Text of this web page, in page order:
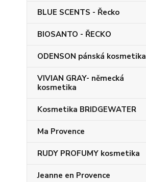
BLUE SCENTS - Řecko
BIOSANTO - ŘECKO
ODENSON pánská kosmetika
VIVIAN GRAY- německá
kosmetika
Kosmetika BRIDGEWATER
Ma Provence
RUDY PROFUMY kosmetika
Jeanne en Provence